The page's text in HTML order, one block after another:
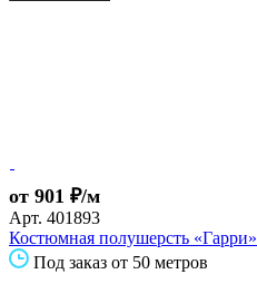
от 901 ₽/м
Арт. 401893
Костюмная полушерсть «Гарри»
Под заказ от 50 метров